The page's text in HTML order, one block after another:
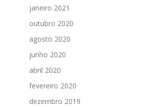
janeiro 2021
outubro 2020
agosto 2020
junho 2020
abril 2020
fevereiro 2020
dezembro 2019